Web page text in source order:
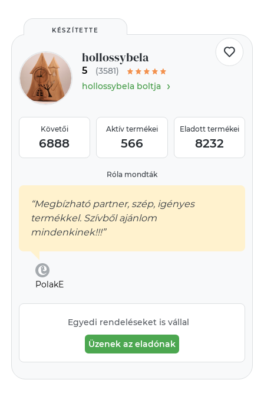
KÉSZÍTETTE
hollossybela
5
(3581)
hollossybela boltja›
Követői
6888
Aktív termékei
566
Eladott termékei
8232
Róla mondták
“Megbízható partner, szép, igényes
termékkel. Szívből ajánlom
mindenkinek!!!”
PolakE
Egyedi rendeléseket is vállal
Üzenek az eladónak